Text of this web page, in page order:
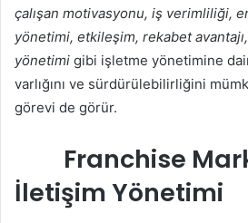
çalışan motivasyonu, iş verimliliği,
yönetimi, etkileşim, rekabet
yönetimi gibi işletme yönetimine
varlığını ve sürdürülebilirliğini
görevi de görür.
Franchise
İletişim Yönetimi